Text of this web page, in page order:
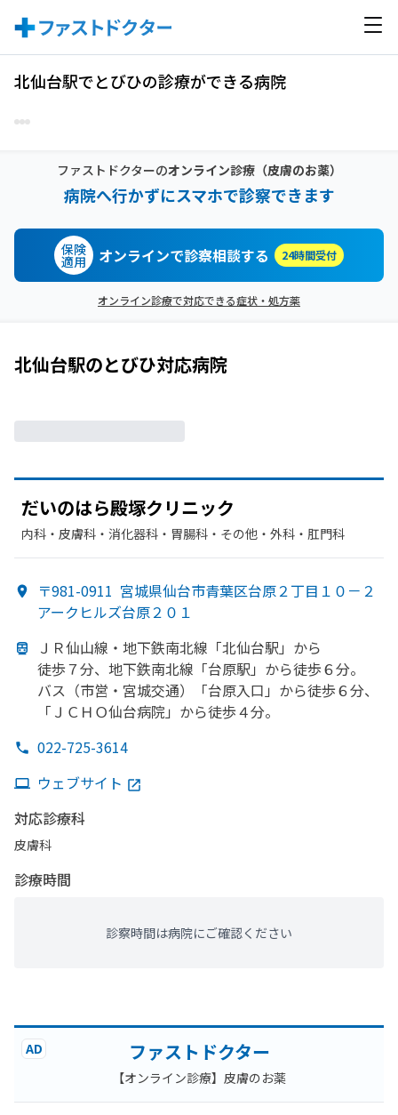
北仙台駅でとびひの診療ができる病院
ファストドクターのオンライン診療（皮膚のお薬）
病院へ行かずにスマホで診察できます
保険
適用 オンラインで診察相談する 24時間受付
オンライン診療で対応できる症状・処方薬
北仙台駅のとびひ対応病院
だいのはら殿塚クリニック
内科・​皮膚科・​消化器科・​胃腸科・​その他・​外科・​肛門科
〒981-0911 宮城県仙台市青葉区台原２丁目１０－２
アークヒルズ台原２０１
ＪＲ仙山線・地下鉄南北線 「北仙台駅」から
徒歩７分、 地下鉄南北線 「台原駅」から徒歩６分。
バス （市営・宮城交通） 「台原入口」から徒歩６分、
「ＪＣＨＯ仙台病院」から徒歩４分。
022-725-3614
ウェブサイト
対応診療科
皮膚科
診療時間
診察時間は病院にご確認ください
AD ファストドクター
【オンライン診療】皮膚のお薬